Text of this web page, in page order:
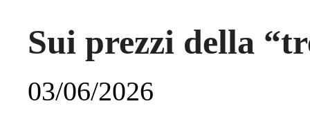
Sui prezzi della
03/06/2026